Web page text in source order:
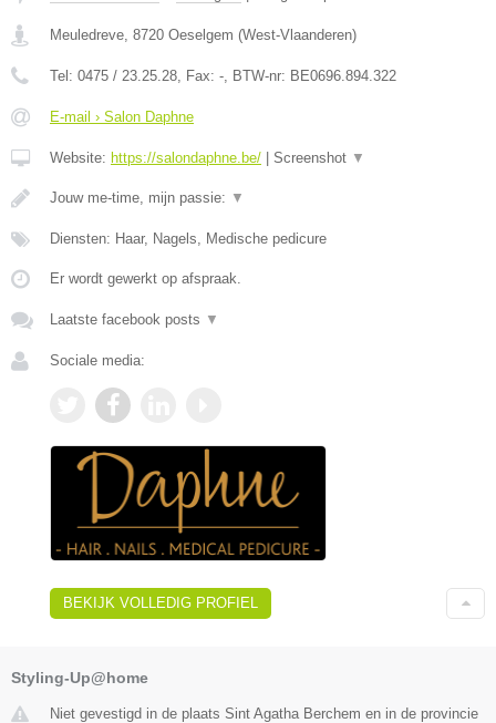
Meuledreve, 8720 Oeselgem (West-Vlaanderen)
Tel: 0475 / 23.25.28, Fax: -, BTW-nr: BE0696.894.322
E-mail › Salon Daphne
Website: https://salondaphne.be/ Screenshot ▼
Jouw me-time, mijn passie: ▼
Diensten: Haar, Nagels, Medische pedicure
Er wordt gewerkt op afspraak.
Laatste facebook posts ▼
Sociale media:
BEKIJK VOLLEDIG PROFIEL
Styling-Up@home
Niet gevestigd in de plaats Sint Agatha Berchem en in de provincie